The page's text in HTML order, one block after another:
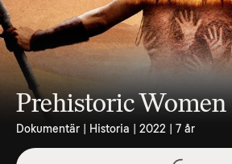
Prehistoric Women
Dokumentär | Historia | 2022 | 7 år